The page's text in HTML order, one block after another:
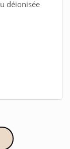
déionisée